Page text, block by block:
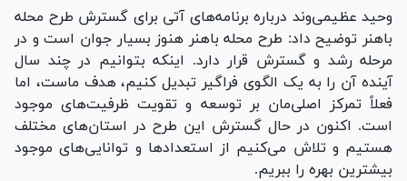
وحید عظیمی‌وند درباره برنامه‌های آتی برای گسترش طرح محله
باهنر توضیح داد: طرح محله باهنر هنوز بسیار جوان است و در
مرحله رشد و گسترش قرار دارد. اینکه بتوانیم در چند سال
آینده آن را به یک الگوی فراگیر تبدیل کنیم، هدف ماست، اما
فعلاً تمرکز اصلی‌مان بر توسعه و تقویت ظرفیت‌های موجود
است. اکنون در حال گسترش این طرح در استان‌های مختلف
هستیم و تلاش می‌کنیم از استعداد‌ها و توانایی‌های موجود
بیشترین بهره را ببریم.